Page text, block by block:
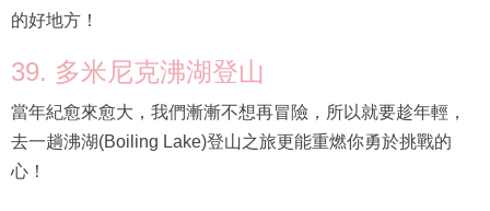
的好地方！
39. 多米尼克沸湖登山
當年紀愈來愈大，我們漸漸不想再冒險，所以就要趁年輕，
去一趟沸湖(Boiling Lake)登山之旅更能重燃你勇於挑戰的
心！